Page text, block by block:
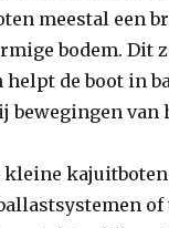
meestal een
bodem. Dit
helpt de boot in
bewegingen van
kleine